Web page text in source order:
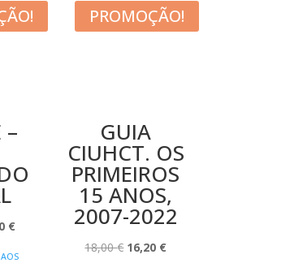
–
€O
PROMOÇÃO!
GUIA
CIUHCT. OS
PRIMEIROS
15 ANOS,
2007-2022
18,00€ O
16,20 €O